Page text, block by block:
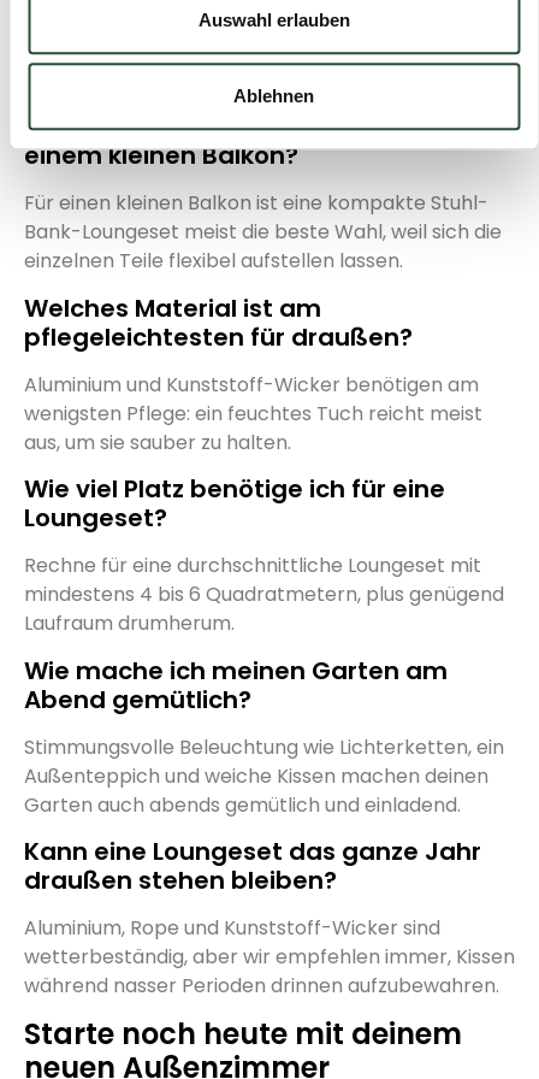
Auswahl erlauben
Ablehnen
Beginne mit einer bequemen Loungeset, die zur
Größe deines Gartens passt, und ergänze sie mit
Welche Loungeset passt am besten zu
einem kleinen Balkon?
Für einen kleinen Balkon ist eine kompakte Stuhl-
Bank-Loungeset meist die beste Wahl, weil sich die
einzelnen Teile flexibel aufstellen lassen.
Welches Material ist am
pflegeleichtesten für draußen?
Aluminium und Kunststoff-Wicker benötigen am
wenigsten Pflege: ein feuchtes Tuch reicht meist
aus, um sie sauber zu halten.
Wie viel Platz benötige ich für eine
Loungeset?
Rechne für eine durchschnittliche Loungeset mit
mindestens 4 bis 6 Quadratmetern, plus genügend
Laufraum drumherum.
Wie mache ich meinen Garten am
Abend gemütlich?
Stimmungsvolle Beleuchtung wie Lichterketten, ein
Außenteppich und weiche Kissen machen deinen
Garten auch abends gemütlich und einladend.
Kann eine Loungeset das ganze Jahr
draußen stehen bleiben?
Aluminium, Rope und Kunststoff-Wicker sind
wetterbeständig, aber wir empfehlen immer, Kissen
während nasser Perioden drinnen aufzubewahren.
Starte noch heute mit deinem
neuen Außenzimmer